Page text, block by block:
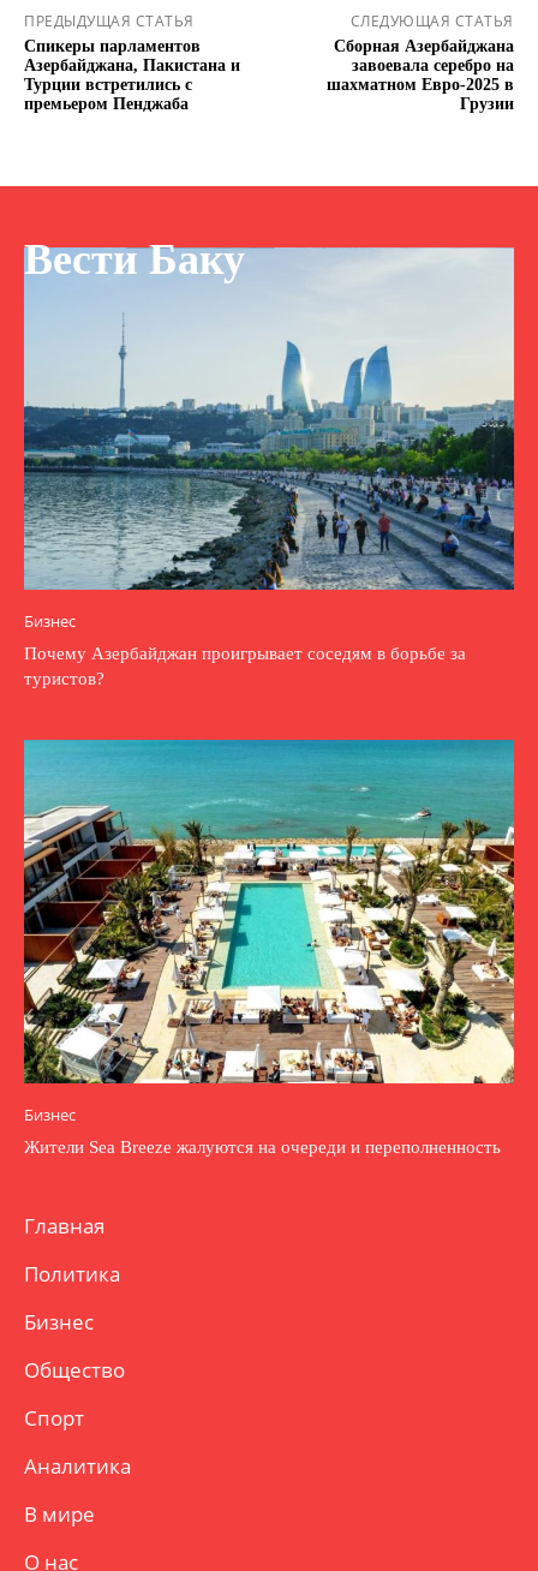
ПРЕДЫДУЩАЯ СТАТЬЯ
Спикеры парламентов
Азербайджана, Пакистана и
Турции встретились с
премьером Пенджаба
СЛЕДУЮЩАЯ СТАТЬЯ
Сборная Азербайджана
завоевала серебро на
шахматном Евро-2025 в
Грузии
Вести Баку
Бизнес
Почему Азербайджан проигрывает соседям в борьбе за
туристов?
Бизнес
Жители Sea Breeze жалуются на очереди и переполненность
Главная
Политика
Бизнес
Общество
Спорт
Аналитика
В мире
О нас